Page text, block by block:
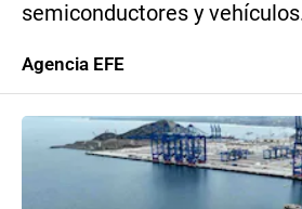
semiconductores y
Agencia EFE